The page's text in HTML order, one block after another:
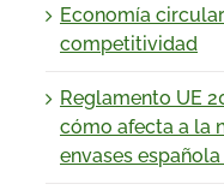
Economía
competitividad
Reglamento UE
cómo afecta a la
envases